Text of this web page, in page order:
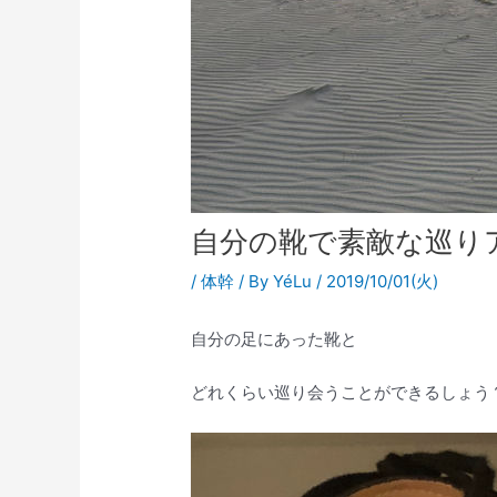
自分の靴で素敵な巡り
/体幹 / ByYéLu/ 2019/10/01(火)
自分の足にあった靴と
どれくらい巡り会うことができるしょう